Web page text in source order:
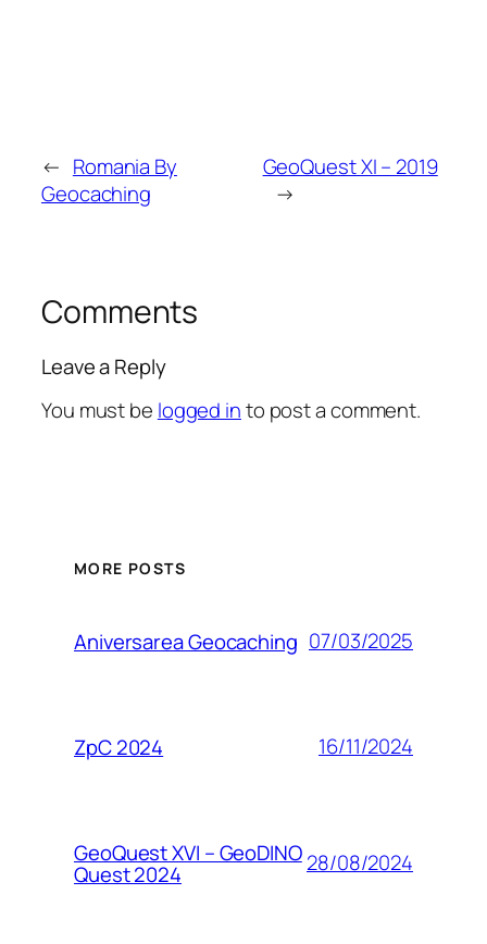
← Romania By
Geocaching
GeoQuest XI – 2019
→
Comments
Leave a Reply
You must be logged into post a comment.
MORE POSTS
Aniversarea Geocaching 07/03/2025
ZpC 2024 16/11/2024
GeoQuest XVI – GeoDINO
Quest 2024 28/08/2024